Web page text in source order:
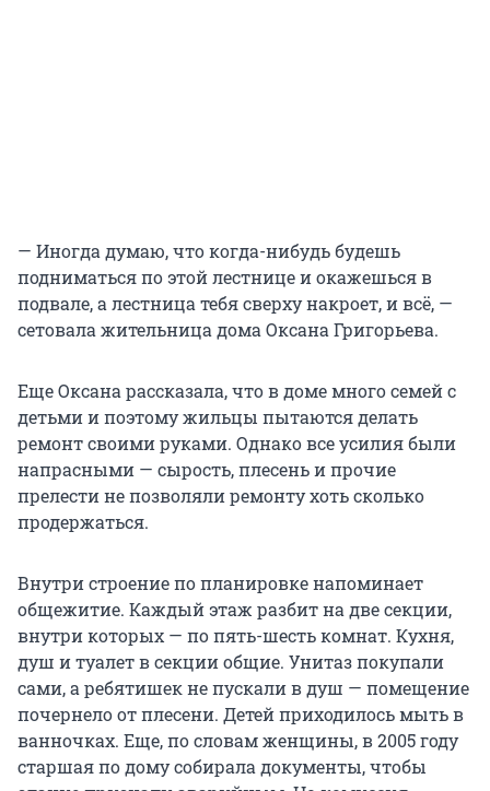
— Иногда думаю, что когда-нибудь будешь
подниматься по этой лестнице и окажешься в
подвале, а лестница тебя сверху накроет, и всё, —
сетовала жительница дома Оксана Григорьева.
Еще Оксана рассказала, что в доме много семей с
детьми и поэтому жильцы пытаются делать
ремонт своими руками. Однако все усилия были
напрасными — сырость, плесень и прочие
прелести не позволяли ремонту хоть сколько
продержаться.
Внутри строение по планировке напоминает
общежитие. Каждый этаж разбит на две секции,
внутри которых — по пять-шесть комнат. Кухня,
душ и туалет в секции общие. Унитаз покупали
сами, а ребятишек не пускали в душ — помещение
почернело от плесени. Детей приходилось мыть в
ванночках. Еще, по словам женщины, в 2005 году
старшая по дому собирала документы, чтобы